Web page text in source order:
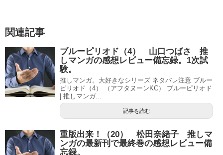
関連記事
ブルーピリオド（4） 山口つばさ 推
しマンガの感想レビュー備忘録。1次試
験。
推しマンガ。大好きなシリーズ ネタバレ注意 ブルー
ピリオド（4） （アフタヌーンKC） ブルーピリオド
| 推しマンガ...
記事を読む
重版出来！（20） 松田奈緒子 推しマ
ンガの最新刊で最終巻の感想レビュー備
忘録。